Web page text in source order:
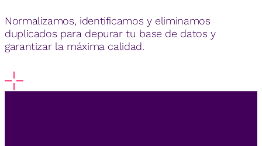
Normalizamos, identificamos y eliminamos
duplicados para depurar tu base de datos y
garantizar la máxima calidad.